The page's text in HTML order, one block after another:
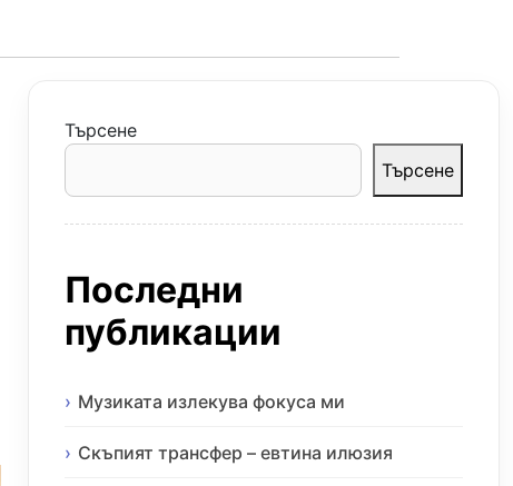
Търсене
Търсене
Последни
публикации
Музиката излекува фокуса ми
Скъпият трансфер – евтина илюзия